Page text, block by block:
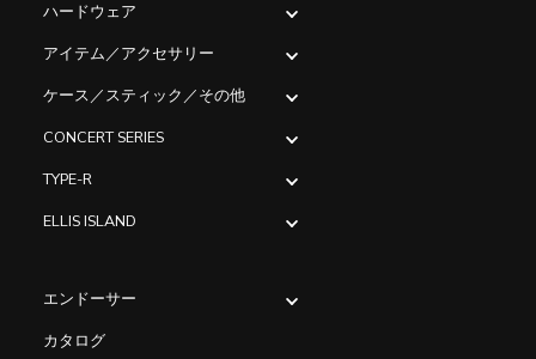
ハードウェア
アイテム／アクセサリー
ケース／スティック／その他
CONCERT SERIES
TYPE-R
ELLIS ISLAND
エンドーサー
カタログ